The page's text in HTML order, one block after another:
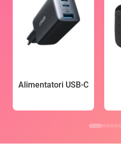
Alimentatori USB-C